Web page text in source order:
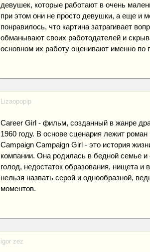
девушек, которые работают в очень
при этом они не просто девушки, а еще и
понравилось, что картина затрагивает
обманывают своих работодателей и
основном их работу оценивают именно по
Lizaopopip
Career Girl - фильм, созданный в жанре
1960 году. В основе сценария лежит
Campaign Campaign Girl - это история
компании. Она родилась в бедной семье и
голод, недостаток образования, нищета
нельзя назвать серой и однообразной,
моментов.
igor zez